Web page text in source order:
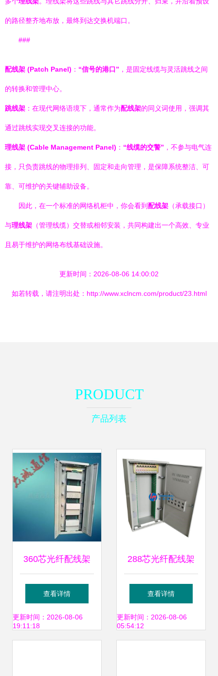
的路径整齐地布放，最终到达交换机端口。
###
配线架 (Patch Panel) ： “信号的港口” ，是固定线缆与灵活跳线之间
的转换和管理中心。
跳线架 ：在现代网络语境下，通常作为配线架的同义词使用，强调其
通过跳线实现交叉连接的功能。
理线架 (Cable Management Panel) ： “线缆的交警” ，不参与电气连
接，只负责跳线的物理排列、固定和走向管理，是保障系统整洁、可
靠、可维护的关键辅助设备。
因此，在一个标准的网络机柜中，你会看到配线架 （承载接口）
与理线架 （管理线缆）交替或相邻安装，共同构建出一个高效、专业
且易于维护的网络布线基础设施。
更新时间：2026-08-06 14:00:02
如若转载，请注明出处：http://www.xclncm.com/product/23.html
PRODUCT
产品列表
360芯光纤配线架
配置详细介绍
查看详情
更新时间：2026-08-06
19:11:18
288芯光纤配线架
满配直插盘 构建高
效、灵活的光纤网
查看详情
更新时间：2026-08-06
05:54:12